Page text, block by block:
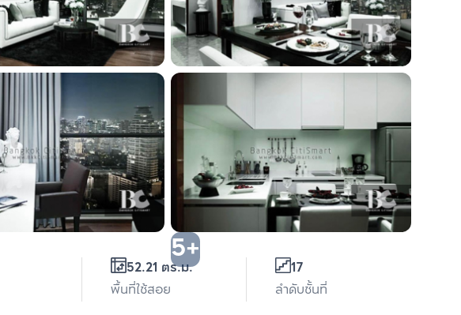
5+
52.21 ตร.ม.
พื้นที่ใช้สอย
17
ลำดับชั้นที่